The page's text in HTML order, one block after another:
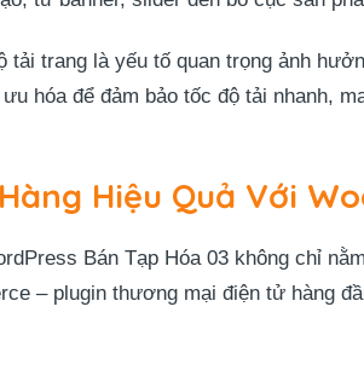
tải trang là yếu tố quan trọng ảnh
hóa để đảm bảo tốc độ tải nhanh,
Hiệu Quả Với
Bán Tạp Hóa 03 không chỉ
– plugin thương mại điện tử hàng